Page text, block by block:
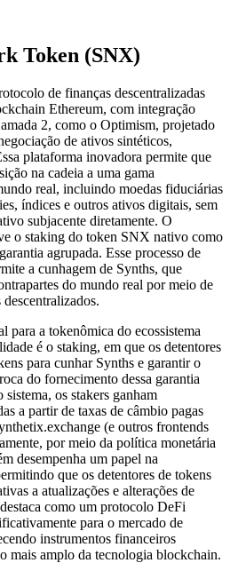
Token (SNX)
de finanças descentralizadas
Ethereum, com integração
2, como o Optimism, projetado
de ativos sintéticos,
plataforma inovadora permite que
na cadeia a uma gama
real, incluindo moedas fiduciárias
índices e outros ativos digitais, sem
subjacente diretamente. O
o staking do token SNX nativo como
agrupada. Esse processo de
a cunhagem de Synths, que
do mundo real por meio de
para a tokenômica do ecossistema
é o staking, em que os detentores
para cunhar Synths e garantir o
do fornecimento dessa garantia
os stakers ganham
a partir de taxas de câmbio pagas
(e outros frontends
por meio da política monetária
desempenha um papel na
que os detentores de tokens
a atualizações e alterações de
como um protocolo DeFi
para o mercado de
instrumentos financeiros
mais amplo da tecnologia blockchain.